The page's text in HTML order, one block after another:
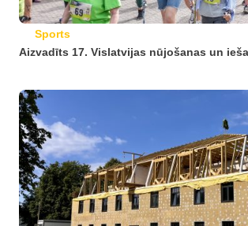
Sports
Aizvadīts 17. Vislatvijas nūjošanas un